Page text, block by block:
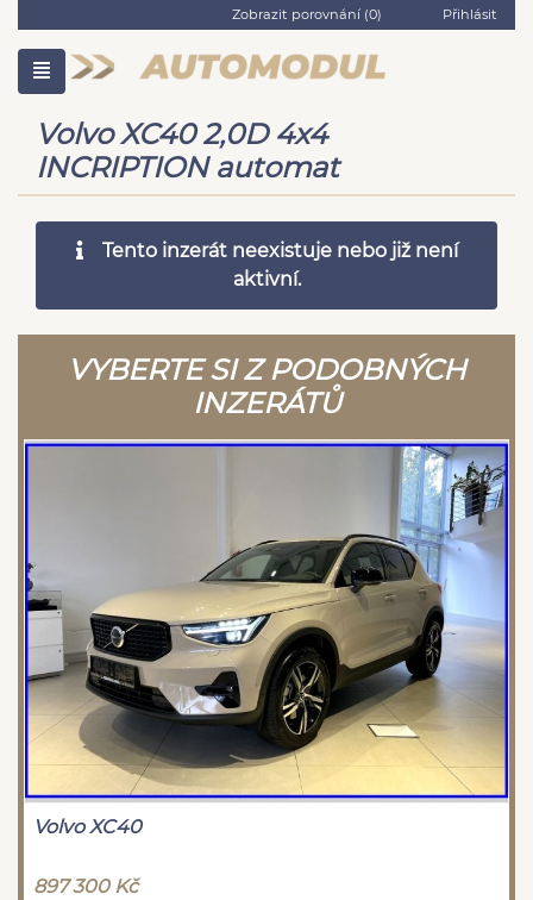
Zobrazit porovnání (0) Přihlásit
Volvo XC40 2,0D 4x4
INCRIPTION automat
Tento inzerát neexistuje nebo již není
aktivní.
VYBERTE SI Z PODOBNÝCH
INZERÁTŮ
Volvo XC40
897 300 Kč